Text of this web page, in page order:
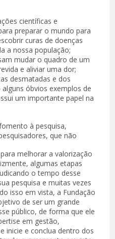
científicas e
preparar o mundo para
curas de doenças
a nossa população;
mudar o quadro de um
e aliviar uma dor;
desmatadas e dos
óbvios exemplos de
um importante papel na
à pesquisa,
que não
melhorar a valorização
algumas etapas
o tempo desse
pesquisa e muitas vezes
isso em vista, a Fundação
de ser um grande
público, de forma que ele
em gestão,
inicie e conclua dentro dos